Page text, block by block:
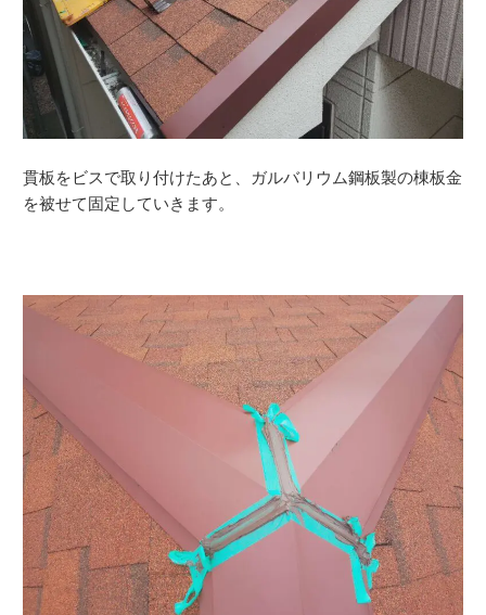
貫板をビスで取り付けたあと、ガルバリウム鋼板製の棟板金
を被せて固定していきます。